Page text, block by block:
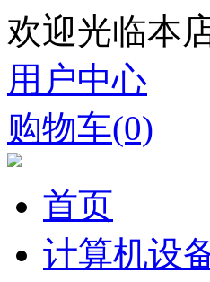
欢迎光临本
用户中心
购物车(0)
首页
计算机设